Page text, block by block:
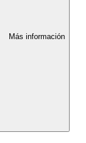
Más información